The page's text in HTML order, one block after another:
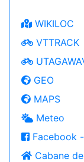
WIKILOC
VTTRACK
GEO
MAPS
Meteo
Facebook
Cabane